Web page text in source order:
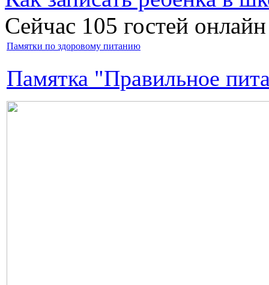
Сейчас 105 гостей онлайн
Памятки по здоровому питанию
Памятка "Правильное